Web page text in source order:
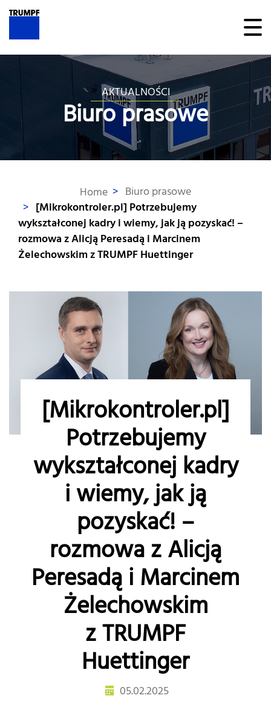
AKTUALNOŚCI
Biuro prasowe
Home > Biuro prasowe
> [Mikrokontroler.pl] Potrzebujemy
wykształconej kadry i wiemy, jak ją pozyskać! –
rozmowa z Alicją Peresadą i Marcinem
Żelechowskim z TRUMPF Huettinger
[Mikrokontroler.pl]
Potrzebujemy
wykształconej kadry
i wiemy, jak ją
pozyskać! –
rozmowa z Alicją
Peresadą i Marcinem
Żelechowskim
z TRUMPF
Huettinger
05.02.2025